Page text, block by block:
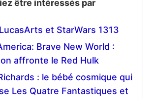
être intéressés par
et StarWars 1313
Brave New World :
affronte le Red Hulk
: le bébé cosmique qui
Les Quatre Fantastiques et